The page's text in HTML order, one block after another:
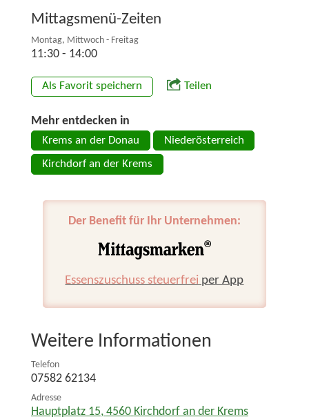
Mittagsmenü-Zeiten
Montag, Mittwoch - Freitag
11:30 - 14:00
Als Favorit speichern Teilen
Mehr entdecken in
Krems an der Donau Niederösterreich
Kirchdorf an der Krems
Der Benefit für Ihr Unternehmen:
Essenszuschuss steuerfrei per App
Weitere Informationen
Telefon
07582 62134
Adresse
Hauptplatz 15, 4560 Kirchdorf an der Krems